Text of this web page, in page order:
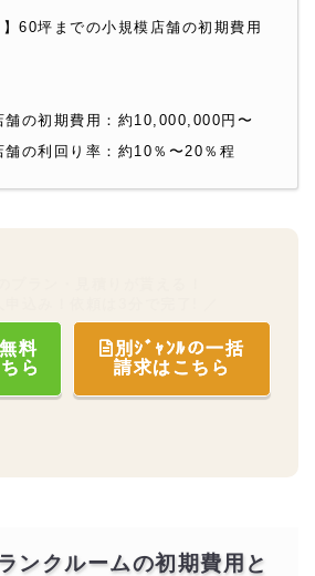
】60坪までの小規模店舗の初期費用
舗の初期費用：約10,000,000円〜
の利回り率：約10％〜20％程
料
ら
別ｼﾞｬﾝﾙの一括
請求はこちら
ンクルームの初期費用と